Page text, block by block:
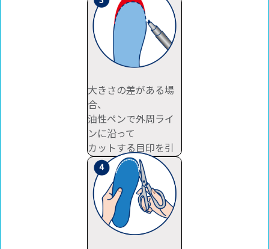
大きさの差がある場
合、
油性ペンで外周ライ
ンに沿って
カットする目印を引
いてください。